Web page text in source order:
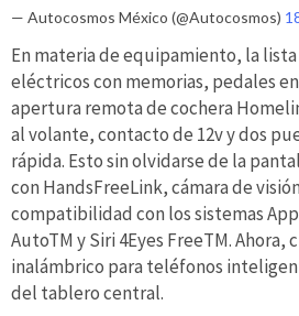
— Autocosmos México (@Autocosmos)
En materia de equipamiento, la
eléctricos con memorias, pedales
apertura remota de cochera
al volante, contacto de 12v y dos
rápida. Esto sin olvidarse de la
con HandsFreeLink, cámara de
compatibilidad con los sistemas
AutoTM y Siri 4Eyes FreeTM. Ahora,
inalámbrico para teléfonos
del tablero central.